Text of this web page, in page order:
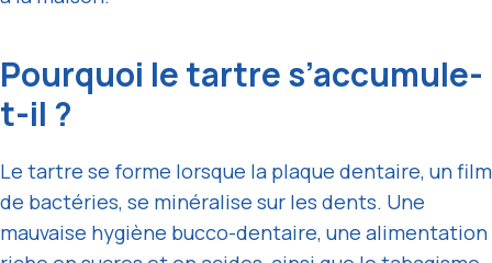
Pourquoi le tartre s’accumule-
t-il ?
Le tartre se forme lorsque la plaque dentaire, un film
de bactéries, se minéralise sur les dents. Une
mauvaise hygiène bucco-dentaire, une alimentation